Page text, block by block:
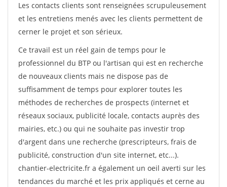
Les contacts clients sont renseignées scrupuleusement
et les entretiens menés avec les clients permettent de
cerner le projet et son sérieux.
Ce travail est un réel gain de temps pour le
professionnel du BTP ou l'artisan qui est en recherche
de nouveaux clients mais ne dispose pas de
suffisamment de temps pour explorer toutes les
méthodes de recherches de prospects (internet et
réseaux sociaux, publicité locale, contacts auprès des
mairies, etc.) ou qui ne souhaite pas investir trop
d'argent dans une recherche (prescripteurs, frais de
publicité, construction d'un site internet, etc...).
chantier-electricite.fr a également un oeil averti sur les
tendances du marché et les prix appliqués et cerne au